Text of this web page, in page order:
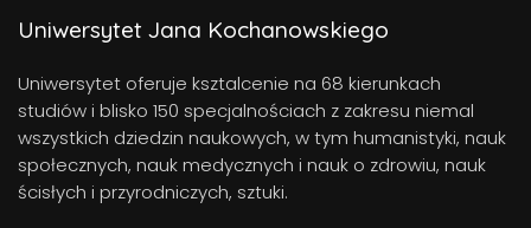
Uniwersytet Jana Kochanowskiego
Uniwersytet oferuje ksztalcenie na 68 kierunkach
studiów i blisko 150 specjalnościach z zakresu niemal
wszystkich dziedzin naukowych, w tym humanistyki, nauk
społecznych, nauk medycznych i nauk o zdrowiu, nauk
ścisłych i przyrodniczych, sztuki.